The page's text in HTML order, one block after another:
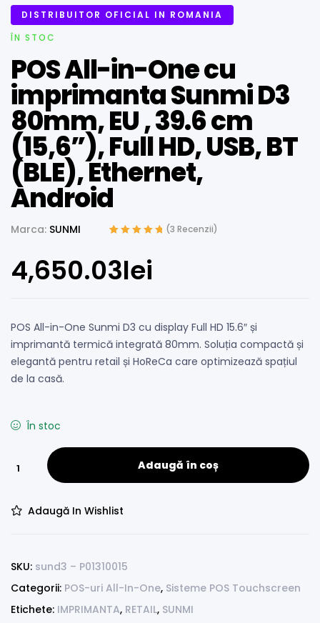
DISTRIBUITOR OFICIAL IN ROMANIA
ÎN STOC
POS All-in-One cu
imprimanta Sunmi D3
80mm, EU , 39.6 cm
(15,6”), Full HD, USB, BT
(BLE), Ethernet,
Android
Marca: SUNMI
evaluări de la
(3 Recenzii)
4,650.03lei
POS All-in-One Sunmi D3 cu display Full HD 15.6″ și
imprimantă termică integrată 80mm. Soluția compactă și
elegantă pentru retail și HoReCa care optimizează spațiul
de la casă.
În stoc
Adaugă în coș
Adaugă In Wishlist
SKU: sund3 – P01310015
Categorii: POS-uri All-In-One, Sisteme POS Touchscreen
Etichete: IMPRIMANTA, RETAIL, SUNMI